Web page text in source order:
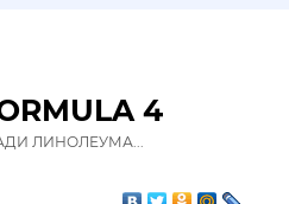
4
ЛИНОЛЕУМА...